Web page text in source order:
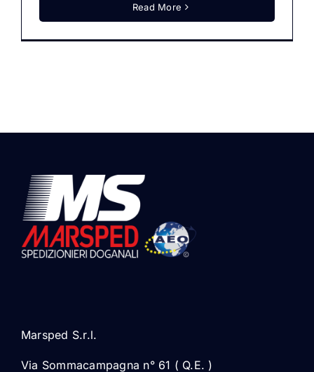
Read More
Marsped S.r.l.
Via Sommacampagna n° 61 ( Q.E. )